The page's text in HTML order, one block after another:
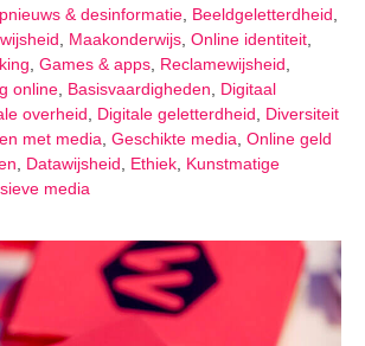
& desinformatie Beeldgeletterdheid
Maakonderwijs Online identiteit
Games & apps Reclamewijsheid
online Basisvaardigheden
Digitaal
overheid Digitale geletterdheid
Diversiteit
met media Geschikte media Online geld
Datawijsheid Ethiek Kunstmatige
media